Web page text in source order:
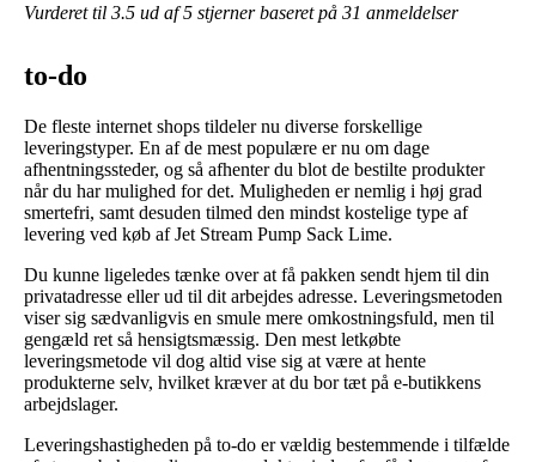
Vurderet til 3.5 ud af 5 stjerner baseret på 31 anmeldelser
to-do
De fleste internet shops tildeler nu diverse forskellige
leveringstyper. En af de mest populære er nu om dage
afhentningssteder, og så afhenter du blot de bestilte produkter
når du har mulighed for det. Muligheden er nemlig i høj grad
smertefri, samt desuden tilmed den mindst kostelige type af
levering ved køb af Jet Stream Pump Sack Lime.
Du kunne ligeledes tænke over at få pakken sendt hjem til din
privatadresse eller ud til dit arbejdes adresse. Leveringsmetoden
viser sig sædvanligvis en smule mere omkostningsfuld, men til
gengæld ret så hensigtsmæssig. Den mest letkøbte
leveringsmetode vil dog altid vise sig at være at hente
produkterne selv, hvilket kræver at du bor tæt på e-butikkens
arbejdslager.
Leveringshastigheden på to-do er vældig bestemmende i tilfælde